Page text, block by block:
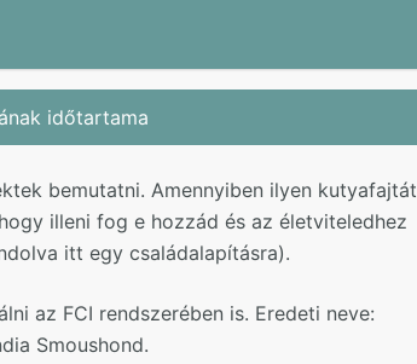
időtartama
bemutatni. Amennyiben ilyen kutyafajtát
illeni fog e hozzád és az életviteledhez
itt egy családalapításra).
az FCI rendszerében is. Eredeti neve:
Smoushond.